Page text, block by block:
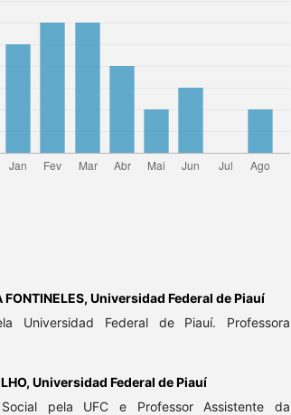
FONTINELES, Universidad Federal de Piauí
Universidad Federal de Piauí. Professora
Universidad Federal de Piauí
pela UFC e Professor Assistente da